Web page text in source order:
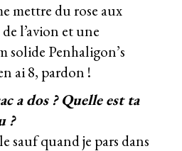
mettre du rose aux
l’avion et une
solide Penhaligon’s
ai 8, pardon !
а dos ? Quelle est ta
?
sauf quand je pars dans